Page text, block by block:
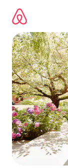
directement
contenu